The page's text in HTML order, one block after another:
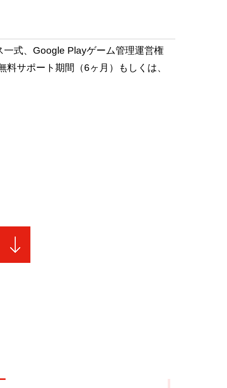
一式、Google Playゲーム管理運営権
料サポート期間（6ヶ月）もしくは、